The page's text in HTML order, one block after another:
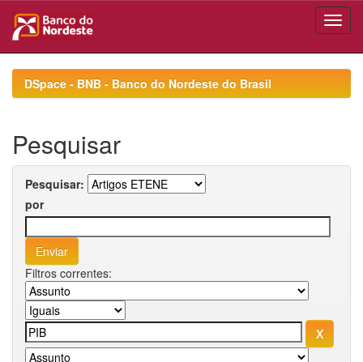
navigationDSpace - BNB - Banco do Nordeste do Brasil
Pesquisar
Pesquisar:
por
Filtros correntes: